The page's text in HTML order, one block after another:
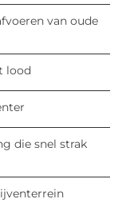
van oude
lood
die snel strak